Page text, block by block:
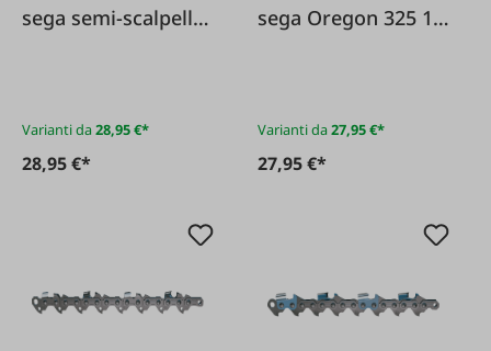
sega semi-scalpello
Varianti da28,95 €*
28,95 €*
sega Oregon 325 1
Varianti da27,95 €*
27,95 €*